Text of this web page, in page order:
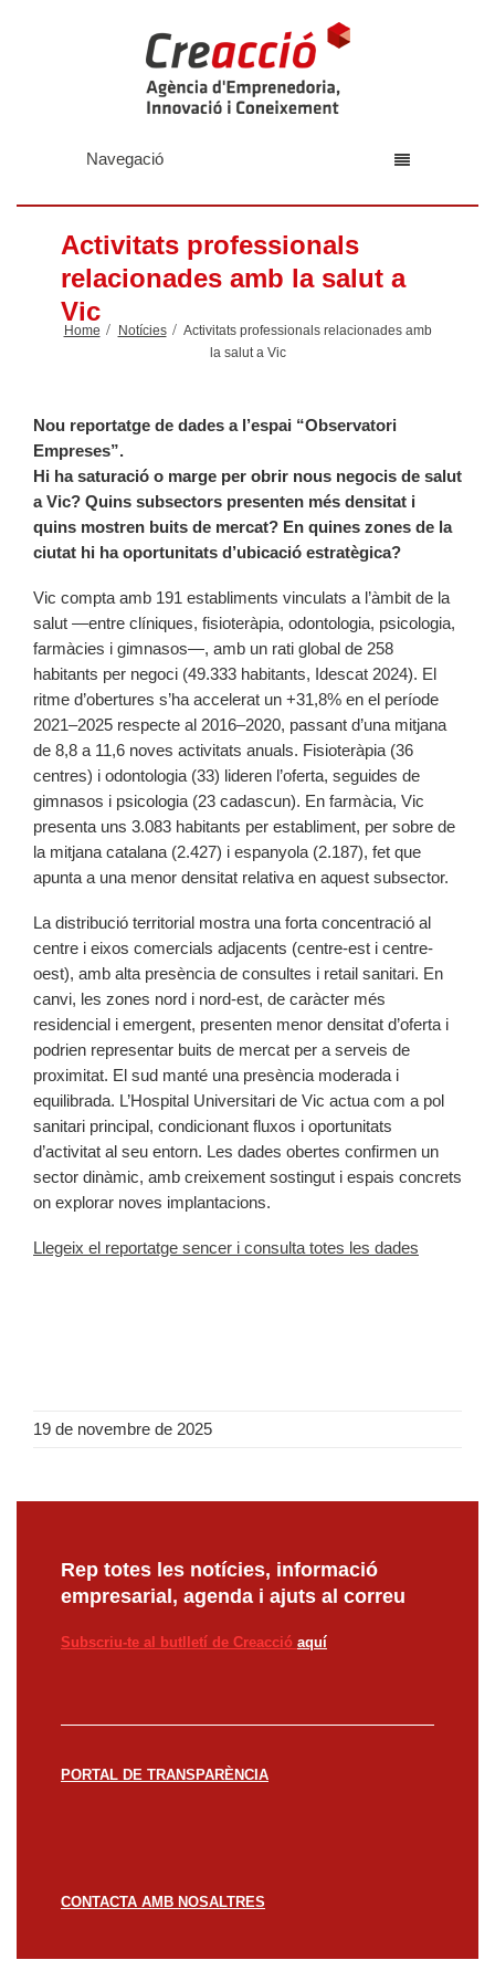
Navegació
Activitats professionals
relacionades amb la salut a
Vic
Home Notícies
Activitats professionals relacionades amb
la salut a Vic
Nou reportatge de dades a l’espai “Observatori
Empreses”.
Hi ha saturació o marge per obrir nous negocis de salut
a Vic? Quins subsectors presenten més densitat i
quins mostren buits de mercat? En quines zones de la
ciutat hi ha oportunitats d’ubicació estratègica?
Vic compta amb 191 establiments vinculats a l’àmbit de la
salut —entre clíniques, fisioteràpia, odontologia, psicologia,
farmàcies i gimnasos—, amb un rati global de 258
habitants per negoci (49.333 habitants, Idescat 2024). El
ritme d’obertures s’ha accelerat un +31,8% en el període
2021–2025 respecte al 2016–2020, passant d’una mitjana
de 8,8 a 11,6 noves activitats anuals. Fisioteràpia (36
centres) i odontologia (33) lideren l’oferta, seguides de
gimnasos i psicologia (23 cadascun). En farmàcia, Vic
presenta uns 3.083 habitants per establiment, per sobre de
la mitjana catalana (2.427) i espanyola (2.187), fet que
apunta a una menor densitat relativa en aquest subsector.
La distribució territorial mostra una forta concentració al
centre i eixos comercials adjacents (centre-est i centre-
oest), amb alta presència de consultes i retail sanitari. En
canvi, les zones nord i nord-est, de caràcter més
residencial i emergent, presenten menor densitat d’oferta i
podrien representar buits de mercat per a serveis de
proximitat. El sud manté una presència moderada i
equilibrada. L’Hospital Universitari de Vic actua com a pol
sanitari principal, condicionant fluxos i oportunitats
d’activitat al seu entorn. Les dades obertes confirmen un
sector dinàmic, amb creixement sostingut i espais concrets
on explorar noves implantacions.
Llegeix el reportatge sencer i consulta totes les dades
19 de novembre de 2025
Rep totes les notícies, informació
empresarial, agenda i ajuts al correu
Subscriu-te al butlletí de Creacció aquí
PORTAL DE TRANSPARÈNCIA
CONTACTA AMB NOSALTRES